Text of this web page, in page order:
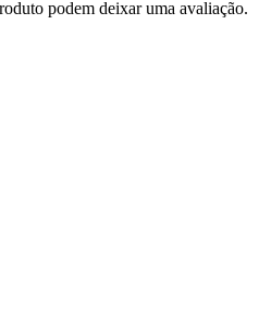
podem deixar uma avaliação.